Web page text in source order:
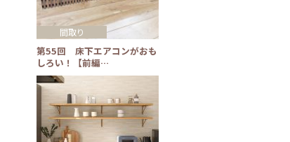
第55回 床下エアコンがおも
しろい！【前編…
間取り